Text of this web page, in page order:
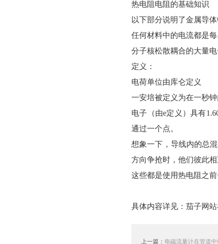
热电阻电阻的基础知识
以下部分说明了金属导
任何材料中的电流都是
分子核松散耦合的大量
定义：
电荷单位由库仑定义
一安培被定义为在一秒
电子（由e定义）具有
通过一个点。
想象一下，导线内的总
方向争抢时，他们彼此
这些都是使用热电阻之
具体内容详见： 茄子网
上一篇： 电磁流量计在管道